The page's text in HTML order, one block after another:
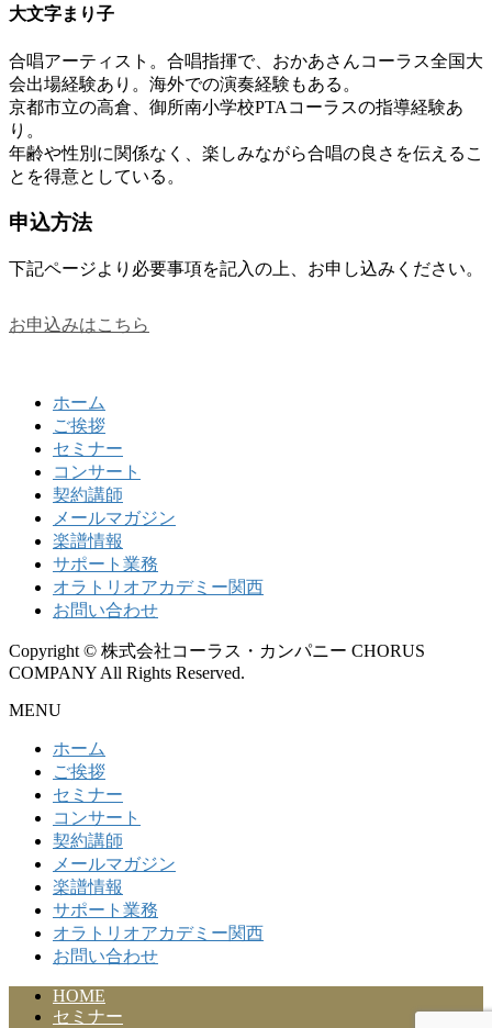
大文字まり子
合唱アーティスト。合唱指揮で、おかあさんコーラス全国大
会出場経験あり。海外での演奏経験もある。
京都市立の高倉、御所南小学校PTAコーラスの指導経験あ
り。
年齢や性別に関係なく、楽しみながら合唱の良さを伝えるこ
とを得意としている。
申込方法
下記ページより必要事項を記入の上、お申し込みください。
お申込みはこちら
ホーム
ご挨拶
セミナー
コンサート
契約講師
メールマガジン
楽譜情報
サポート業務
オラトリオアカデミー関西
お問い合わせ
Copyright © 株式会社コーラス・カンパニー CHORUS
COMPANY All Rights Reserved.
MENU
ホーム
ご挨拶
セミナー
コンサート
契約講師
メールマガジン
楽譜情報
サポート業務
オラトリオアカデミー関西
お問い合わせ
HOME
セミナー